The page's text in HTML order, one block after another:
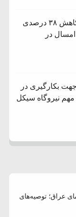
فرهنگ سازی منجر به کاهش ۳۸ درصدی
در
بکارگیری در
مهم نیروگاه سیکل
عراق؛ توصیه‌های